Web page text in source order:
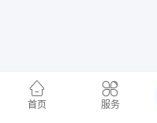
首页 服务